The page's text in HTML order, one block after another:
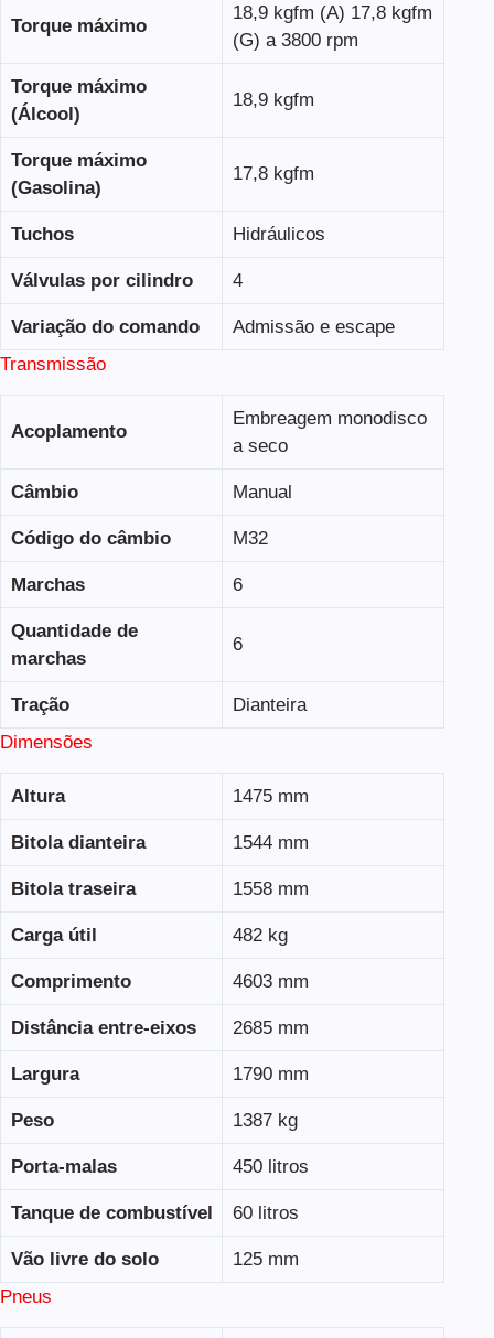
Torque máximo
18,9 kgfm (A) 17,8 kgfm
(G) a 3800 rpm
Torque máximo
(Álcool)
18,9 kgfm
Torque máximo
(Gasolina)
17,8 kgfm
Tuchos Hidráulicos
Válvulas por cilindro 4
Variação do comando
Admissão e escape
Transmissão
Acoplamento
Embreagem monodisco
a seco
Câmbio Manual
Código do câmbio M32
Marchas 6
Quantidade de
marchas
6
Tração
Dianteira
Dimensões
Altura 1475 mm
Bitola dianteira 1544 mm
Bitola traseira 1558 mm
Carga útil 482 kg
Comprimento 4603 mm
Distância entre-eixos 2685 mm
Largura 1790 mm
Peso 1387 kg
Porta-malas 450 litros
Tanque de combustível 60 litros
Vão livre do solo
125 mm
Pneus